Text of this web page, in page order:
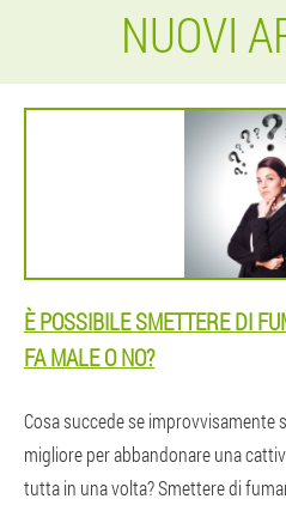
NUOVI
È POSSIBILE SMETTERE DI
FA MALE O NO?
Cosa succede se improvvisamente
migliore per abbandonare una
tutta in una volta? Smettere di